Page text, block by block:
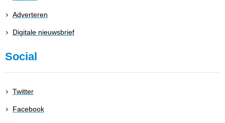
Adverteren
Digitale nieuwsbrief
Social
Twitter
Facebook